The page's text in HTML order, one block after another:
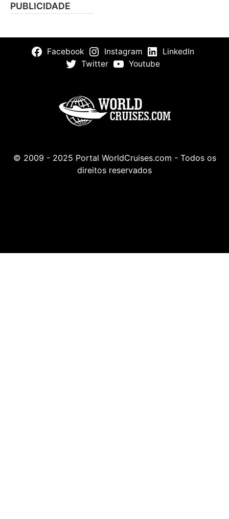
PUBLICIDADE
Facebook Instagram
LinkedIn
Twitter
Youtube
© 2009 - 2025 Portal WorldCruises.com - Todos os
direitos reservados